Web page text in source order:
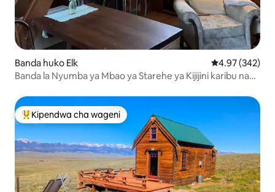
Banda huko Elk Ukadiriaji wa
4.97 (342)
Banda la Nyumba ya Mbao ya Starehe ya Kijijini karibu na
Kipendwa maarufu cha wageni
Kipendwa cha wageni